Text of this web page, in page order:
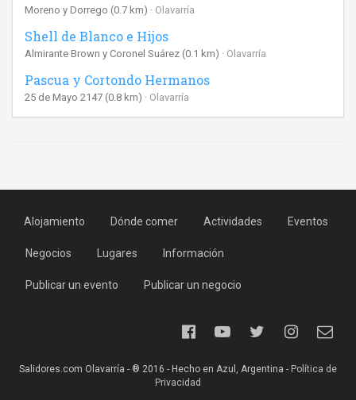
Moreno y Dorrego (0.7 km) Olavarría
Shell de Blanco e Hijos
Almirante Brown y Coronel Suárez (0.1 km) Olavarría
Pascua y Cortondo Hermanos
25 de Mayo 2147 (0.8 km) Olavarría
Alojamiento Dónde comer Actividades Eventos
Negocios Lugares Información
Publicar un evento Publicar un negocio
Salidores.com Olavarría - ® 2016 - Hecho en Azul, Argentina - Política de
Privacidad